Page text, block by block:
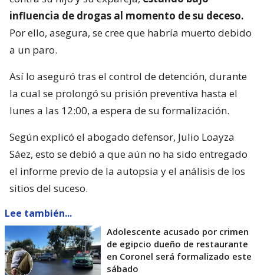
influencia de drogas al momento de su deceso.
Por ello, asegura, se cree que habría muerto debido
a un paro.
Así lo aseguró tras el control de detención, durante
la cual se prolongó su prisión preventiva hasta el
lunes a las 12:00, a espera de su formalización.
Según explicó el abogado defensor, Julio Loayza
Sáez, esto se debió a que aún no ha sido entregado
el informe previo de la autopsia y el análisis de los
sitios del suceso.
Lee también...
Adolescente acusado por crimen
de egipcio dueño de restaurante
en Coronel será formalizado este
sábado